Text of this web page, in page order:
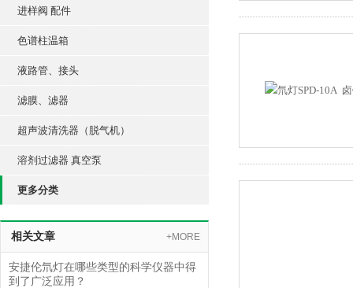
进样阀 配件
色谱柱温箱
液路管、接头
滤膜、滤器
超声波清洗器（脱气机）
溶剂过滤器 真空泵
更多分类
相关文章 +MORE
安捷伦氘灯在哪些类型的科学仪器中得
到了广泛应用？